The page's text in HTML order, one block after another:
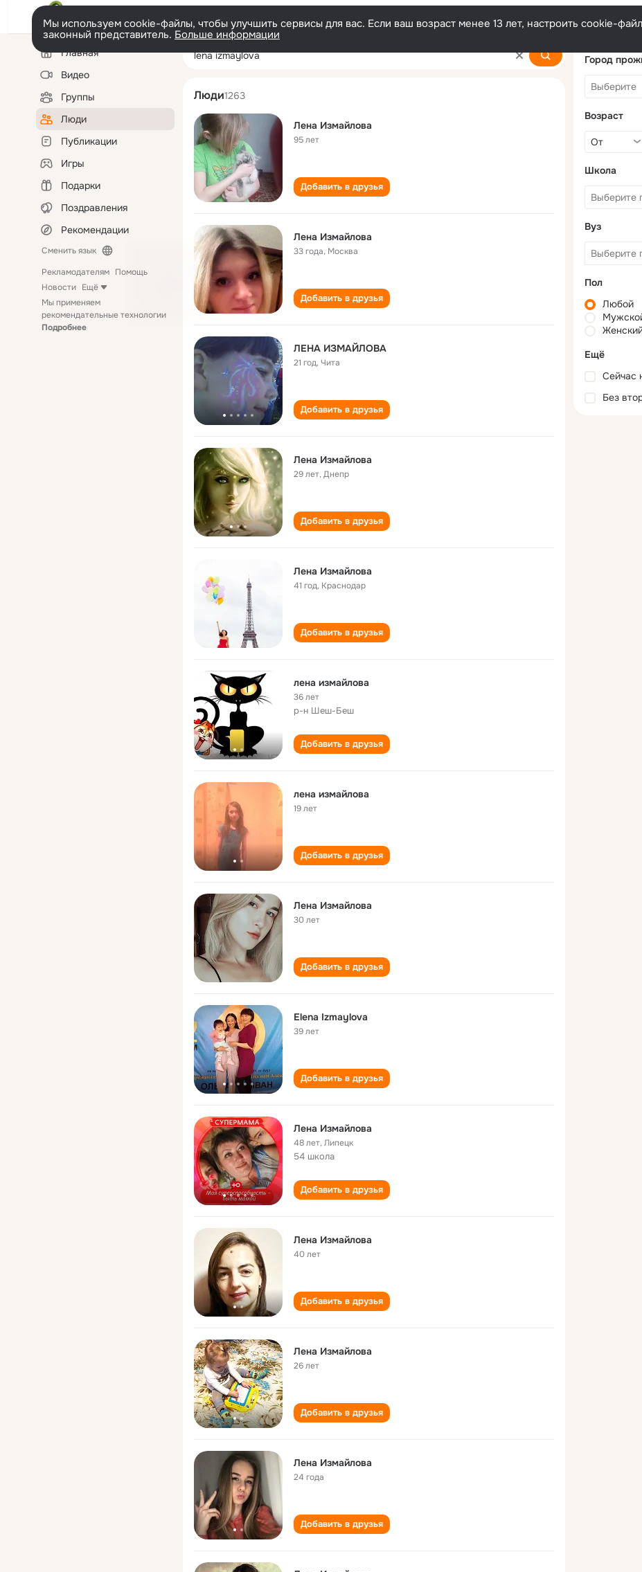
Мы используем cookie-файлы, чтобы улучшить сервисы для вас. Если ваш возраст менее 13 лет, настроить cookie-
законный представитель. Больше информации
Левая
колонкаГлавная
Видео
Группы
Люди
Публикации
Игры
Подарки
Поздравления
Рекомендации
Сменить язык
Рекламодателям Помощь
Новости Ещё
Мы применяем
рекомендательные технологии
Подробнее
lena izmaylova
Люди1263
Лена Измайлова
95 лет
Добавить в друзья
Лена Измайлова
33 года, Москва
Добавить в друзья
ЛЕНА ИЗМАЙЛОВА
21 год,Чита
Добавить в друзья
Лена Измайлова
29 лет,Днепр
Добавить в друзья
Лена Измайлова
41 год, Краснодар
Добавить в друзья
лена измайлова
36 лет
р-н Шеш-Беш
Добавить в друзья
лена измайлова
19 лет
Добавить в друзья
Лена Измайлова
30 лет
Добавить в друзья
Elena Izmaylova
39 лет
Добавить в друзья
Лена Измайлова
48 лет,Липецк
54 школа
Добавить в друзья
Лена Измайлова
40 лет
Добавить в друзья
Лена Измайлова
26 лет
Добавить в друзья
Лена Измайлова
24 года
Добавить в друзья
Город
Возраст
Школа
Вуз
Пол
Любой
Ещё
Сейчас
Без